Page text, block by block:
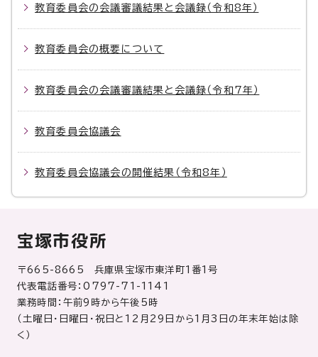
教育委員会の会議審議結果と会議録（令和8年）
教育委員会の概要について
教育委員会の会議審議結果と会議録（令和7年）
教育委員会協議会
教育委員会協議会の開催結果（令和8年）
宝塚市役所
〒665-8665 兵庫県宝塚市東洋町1番1号
代表電話番号：0797-71-1141
業務時間：午前9時から午後5時
（土曜日・日曜日・祝日と12月29日から1月3日の年末年始は除
く）